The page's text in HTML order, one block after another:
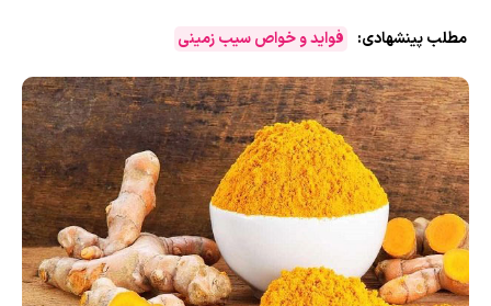
مطلب پینشهادی: فواید و خواص سیب زمینی